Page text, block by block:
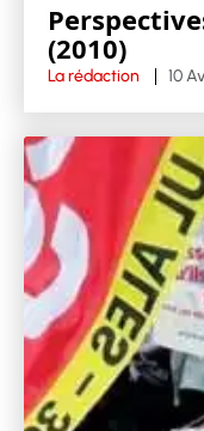
(2010)
La rédaction 10